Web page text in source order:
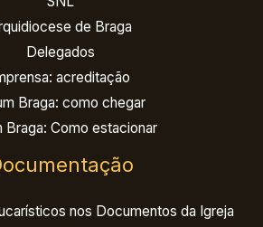
de Braga
Delegados
acreditação
Braga: como chegar
Braga: Como estacionar
nos Documentos da Igreja